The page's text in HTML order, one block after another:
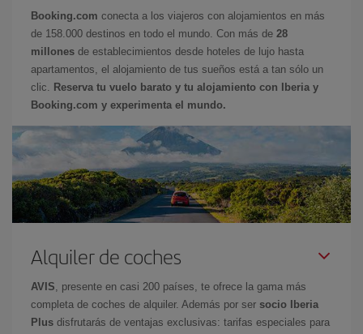
Booking.com conecta a los viajeros con alojamientos en más
de 158.000 destinos en todo el mundo. Con más de 28
millones de establecimientos desde hoteles de lujo hasta
apartamentos, el alojamiento de tus sueños está a tan sólo un
clic. Reserva tu vuelo barato y tu alojamiento con Iberia y
Booking.com y experimenta el mundo.
Alquiler de coches
AVIS, presente en casi 200 países, te ofrece la gama más
completa de coches de alquiler. Además por ser socio Iberia
Plus disfrutarás de ventajas exclusivas: tarifas especiales para